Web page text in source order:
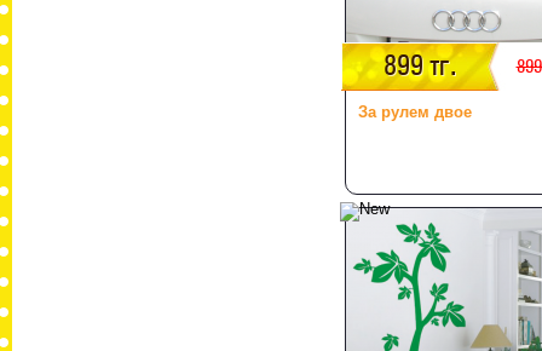
899 тг.
За рулем двое